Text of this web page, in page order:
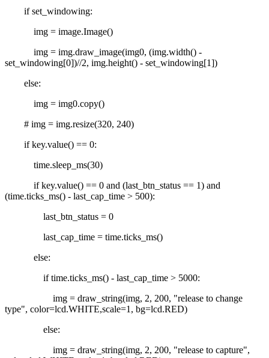
if set_windowing:
img = image.Image()
img = img.draw_image(img0, (img.width() -
set_windowing[0])//2, img.height() - set_windowing[1])
else:
img = img0.copy()
# img = img.resize(320, 240)
if key.value() == 0:
time.sleep_ms(30)
if key.value() == 0 and (last_btn_status == 1) and
(time.ticks_ms() - last_cap_time > 500):
last_btn_status = 0
last_cap_time = time.ticks_ms()
else:
if time.ticks_ms() - last_cap_time > 5000:
img = draw_string(img, 2, 200, "release to change
type", color=lcd.WHITE,scale=1, bg=lcd.RED)
else:
img = draw_string(img, 2, 200, "release to capture",